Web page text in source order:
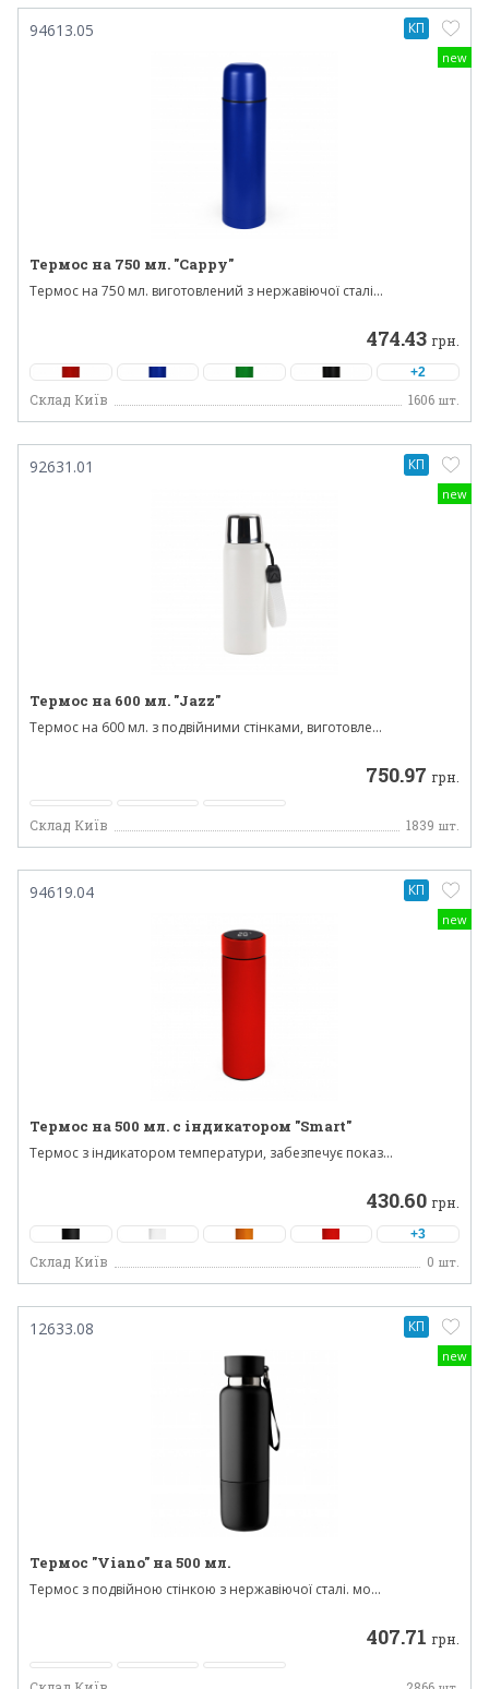
new
94613.05
Термос на 750 мл. "Cappy"
Термос на 750 мл. виготовлений з нержавіючої сталі...
474.43 грн.
+2
Склад Київ 1606 шт.
КП
new
92631.01
Термос на 600 мл. "Jazz"
Термос на 600 мл. з подвійними стінками, виготовле...
750.97 грн.
Склад Київ 1839 шт.
КП
new
94619.04
Термос на 500 мл. с індикатором "Smart"
Термос з індикатором температури, забезпечує показ...
430.60 грн.
+3
Склад Київ 0 шт.
КП
new
12633.08
Термос "Viano" на 500 мл.
Термос з подвійною стінкою з нержавіючої сталі. мо...
407.71 грн.
КП